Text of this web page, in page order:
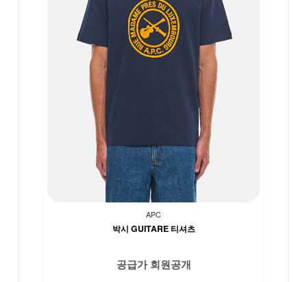
APC
박시 GUITARE 티셔츠
공급가 회원공개